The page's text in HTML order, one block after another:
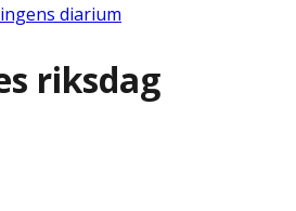
diarium
riksdag